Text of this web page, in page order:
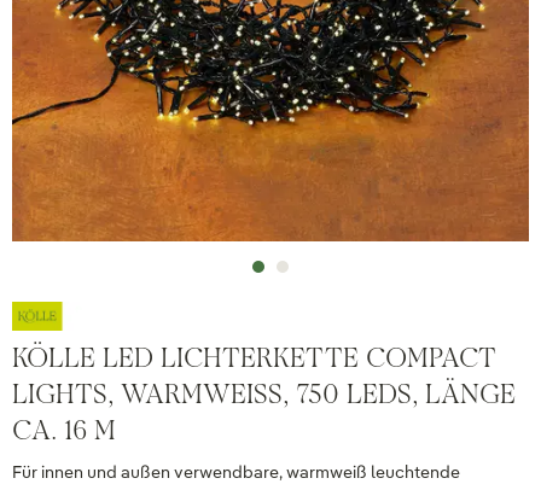
KÖLLE LED LICHTERKETTE COMPACT
LIGHTS, WARMWEISS, 750 LEDS, LÄNGE C
A. 16 M
Für innen und außen verwendbare, warmweiß leuchtende